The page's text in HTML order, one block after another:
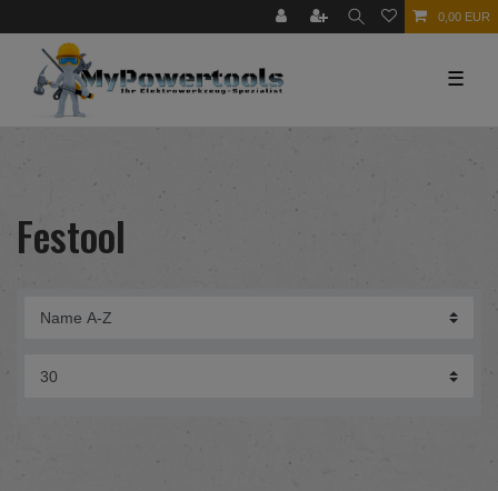
0,00 EUR
☰
Festool